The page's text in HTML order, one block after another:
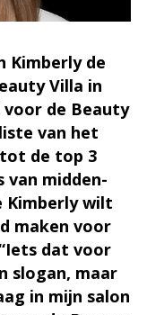
Kimberly de
Villa in
voor de Beauty
van het
tot de top 3
van midden-
Kimberly wilt
maken voor
dat voor
slogan, maar
in mijn salon